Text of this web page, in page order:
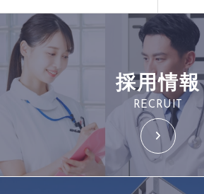
採用情報
RECRUIT